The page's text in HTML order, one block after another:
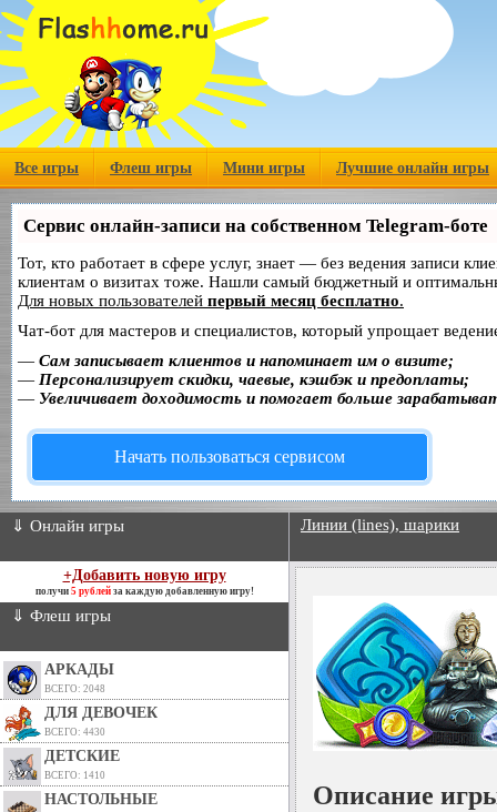
Все игры Флеш игры Мини игры Лучшие онлайн игры
Сервис онлайн-записи на собственном Telegram-боте
Тот, кто работает в сфере услуг, знает — без ведения записи
клиентам о визитах тоже. Нашли самый бюджетный и
Для новых пользователей первый месяц бесплатно.
Чат-бот для мастеров и специалистов, который упрощает
— Сам записывает клиентов и напоминает им о визите;
— Персонализирует скидки, чаевые, кэшбэк и предоплаты;
— Увеличивает доходимость и помогает больше
Начать пользоваться сервисом
⇓ Онлайн игры
+Добавить новую игру
получи 5 рублейза каждую добавленную игру!
⇓ Флеш игры
АРКАДЫ
ВСЕГО: 2048
ДЛЯ ДЕВОЧЕК
ВСЕГО: 4430
ДЕТСКИЕ
ВСЕГО: 1410
НАСТОЛЬНЫЕ
Линии (lines), шарики
Описание